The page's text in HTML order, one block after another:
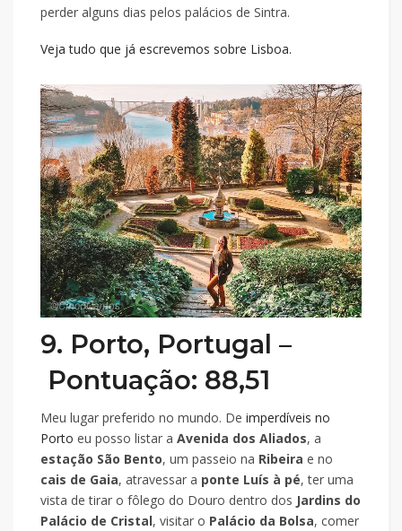
perder alguns dias pelos palácios de Sintra.
Veja tudo que já escrevemos sobre Lisboa.
9. Porto, Portugal –
Pontuação: 88,51
Meu lugar preferido no mundo. De imperdíveis no
Porto eu posso listar a Avenida dos Aliados, a
estação São Bento, um passeio na Ribeira e no
cais de Gaia, atravessar a ponte Luís à pé, ter uma
vista de tirar o fôlego do Douro dentro dos Jardins do
Palácio de Cristal, visitar o Palácio da Bolsa, comer